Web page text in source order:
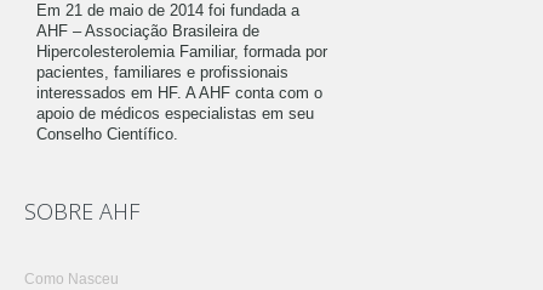
Em 21 de maio de 2014 foi fundada a
AHF – Associação Brasileira de
Hipercolesterolemia Familiar, formada por
pacientes, familiares e profissionais
interessados em HF. A AHF conta com o
apoio de médicos especialistas em seu
Conselho Científico.
SOBRE AHF
Como Nasceu